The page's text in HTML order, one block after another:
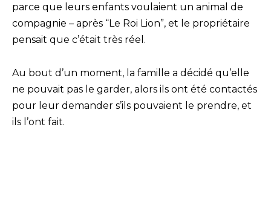
parce que leurs enfants voulaient un animal de
compagnie – après “Le Roi Lion”, et le propriétaire
pensait que c’était très réel.
Au bout d’un moment, la famille a décidé qu’elle
ne pouvait pas le garder, alors ils ont été contactés
pour leur demander s’ils pouvaient le prendre, et
ils l’ont fait.